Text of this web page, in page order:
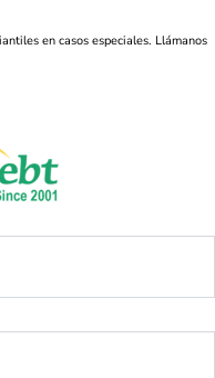
en casos especiales. Llámanos